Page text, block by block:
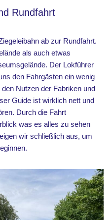
Rundfahrt
ab zur Rundfahrt.
als auch etwas
Der Lokführer
den Fahrgästen ein wenig
Nutzen der Fabriken und
Guide ist wirklich nett und
Durch die Fahrt
was es alles zu sehen
wir schließlich aus, um